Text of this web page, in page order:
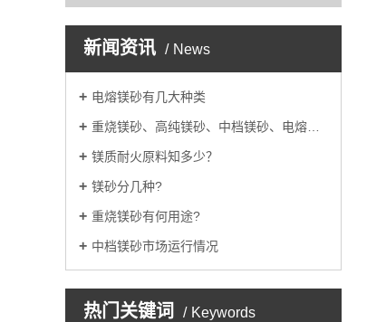
新闻资讯 News
电熔镁砂有几大种类
重烧镁砂、高纯镁砂、中档镁砂、电熔镁砂的用途
镁质耐火原料知多少？
镁砂分几种?
重烧镁砂有何用途?
中档镁砂市场运行情况
热门关键词 Keywords